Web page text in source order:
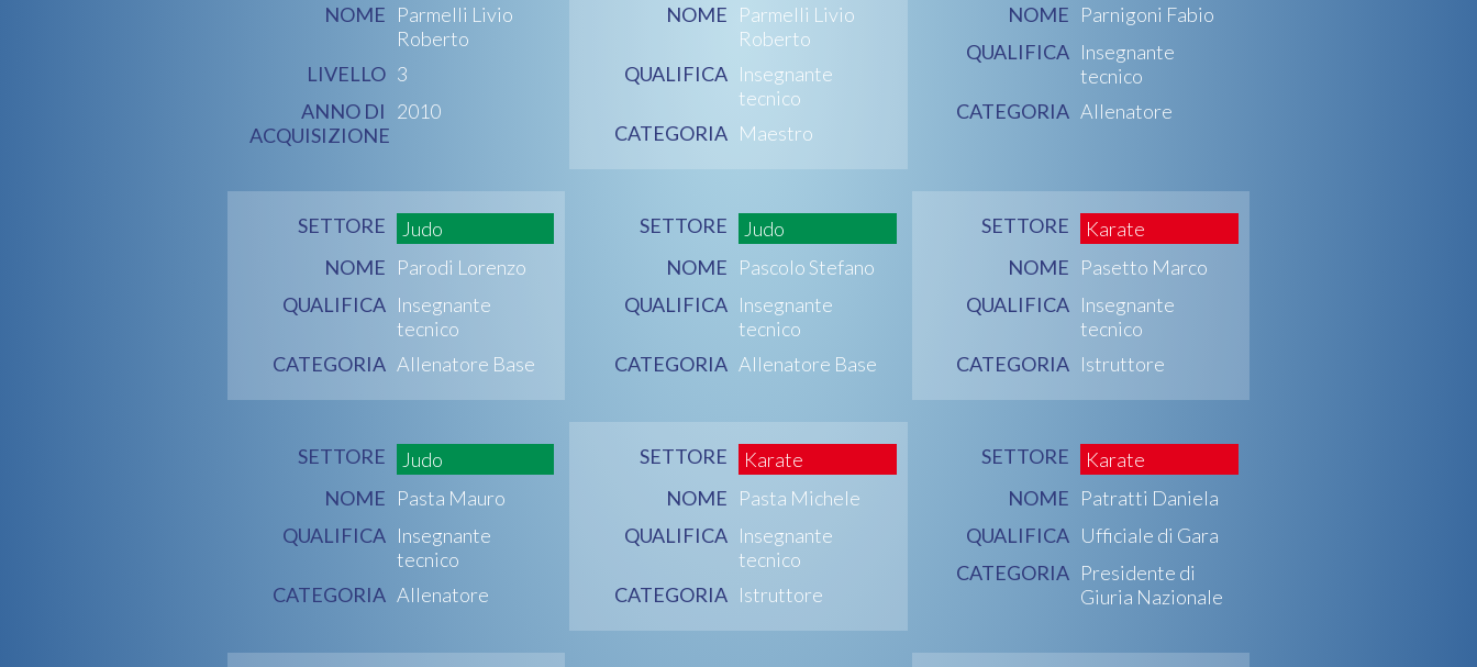
NOME Parmelli Livio
Roberto
LIVELLO 3
ANNO DI
ACQUISIZIONE
2010
NOME Parmelli Livio
Roberto
QUALIFICA Insegnante
tecnico
CATEGORIA Maestro
NOME Parnigoni Fabio
QUALIFICA Insegnante
tecnico
CATEGORIA Allenatore
SETTORE
Judo
NOME Parodi Lorenzo
QUALIFICA Insegnante
tecnico
CATEGORIA Allenatore Base
SETTORE
Judo
NOME Pascolo Stefano
QUALIFICA Insegnante
tecnico
CATEGORIA Allenatore Base
SETTORE
Karate
NOME Pasetto Marco
QUALIFICA Insegnante
tecnico
CATEGORIA Istruttore
SETTORE
Judo
NOME Pasta Mauro
QUALIFICA Insegnante
tecnico
CATEGORIA Allenatore
SETTORE
Karate
NOME Pasta Michele
QUALIFICA Insegnante
tecnico
CATEGORIA Istruttore
SETTORE
Karate
NOME Patratti Daniela
QUALIFICA Ufficiale di Gara
CATEGORIA Presidente di
Giuria Nazionale